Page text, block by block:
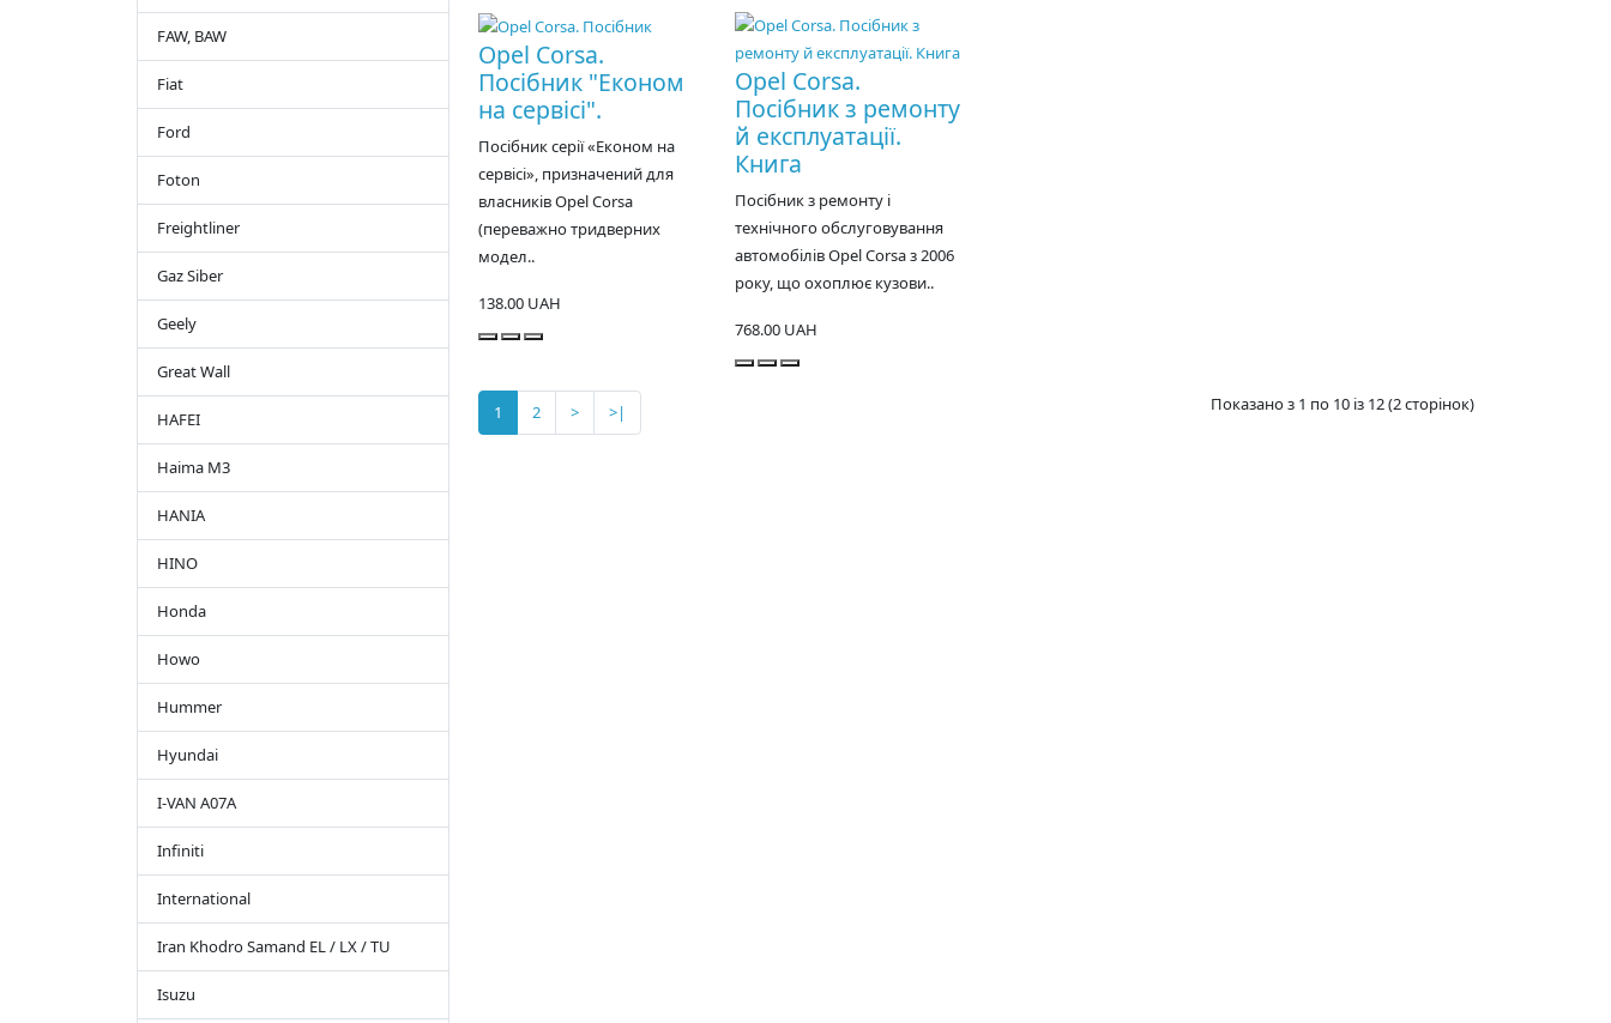
FAW, BAW
Fiat
Ford
Foton
Freightliner
Gaz Siber
Geely
Great Wall
HAFEI
Haima M3
HANIA
HINO
Honda
Howo
Hummer
Hyundai
I-VAN A07A
Infiniti
International
Iran Khodro Samand EL / LX / TU
Isuzu
Opel Corsa.
Посібник "Економ
на сервісі".
Посібник серії «Економ на
сервісі», призначений для
власників Opel Corsa
(переважно тридверних
модел..
138.00 UAH
Opel Corsa.
Посібник з ремонту
й експлуатації.
Книга
Посібник з ремонту і
технічного обслуговування
автомобілів Opel Corsa з 2006
року, що охоплює кузови..
768.00 UAH
1 2 > >| Показано з 1 по 10 із 12 (2 сторінок)